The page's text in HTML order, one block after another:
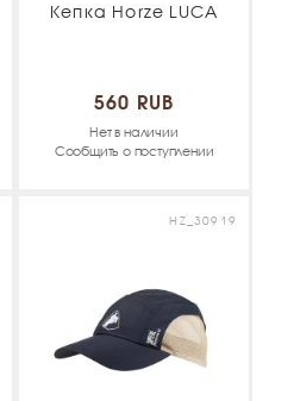
Кепка Horze LUCA
560 RUB
Нет в наличии
Сообщить о поступлении
HZ_30919